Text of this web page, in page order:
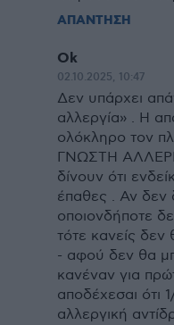
ΑΠΑΝΤΗΣΗ
Ok
02.10.2025, 10:47
Δεν υπάρχει
αλλεργία» . Η
ολόκληρο τον
ΓΝΩΣΤΗ
δίνουν ότι
έπαθες . Αν δεν
οποιονδήποτε
τότε κανείς
- αφού δεν θα
κανέναν για
αποδέχεσαι ότι
αλλεργική